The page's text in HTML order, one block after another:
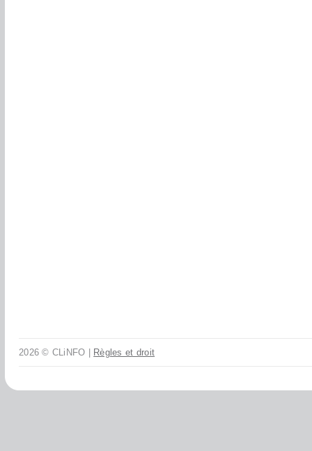
2026 © CLiNFO | Règles et droit